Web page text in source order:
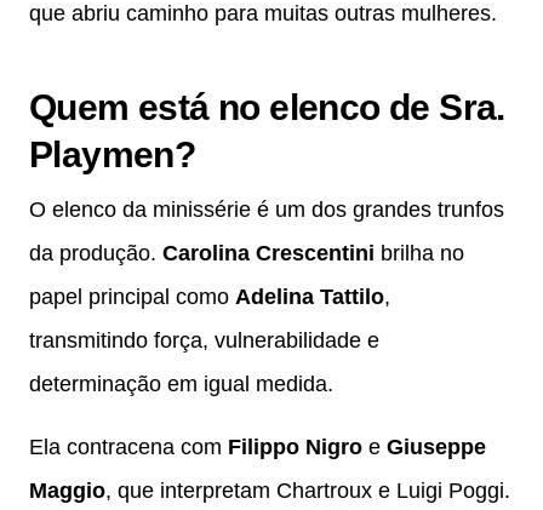
que abriu caminho para muitas outras mulheres.
Quem está no elenco de Sra.
Playmen?
O elenco da minissérie é um dos grandes trunfos
da produção. Carolina Crescentini brilha no
papel principal como Adelina Tattilo,
transmitindo força, vulnerabilidade e
determinação em igual medida.
Ela contracena com Filippo Nigro e Giuseppe
Maggio, que interpretam Chartroux e Luigi Poggi.